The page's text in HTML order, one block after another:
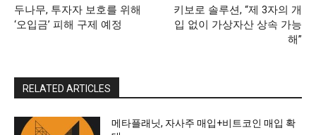
두나무, 투자자 보호를 위해
‘오입금’ 피해 구제 예정
키보로 솔루션, “제 3자의 개
입 없이 가상자산 상속 가능
해”
RELATED ARTICLES
메타플래닛, 자사주 매입+비트코인 매입 확